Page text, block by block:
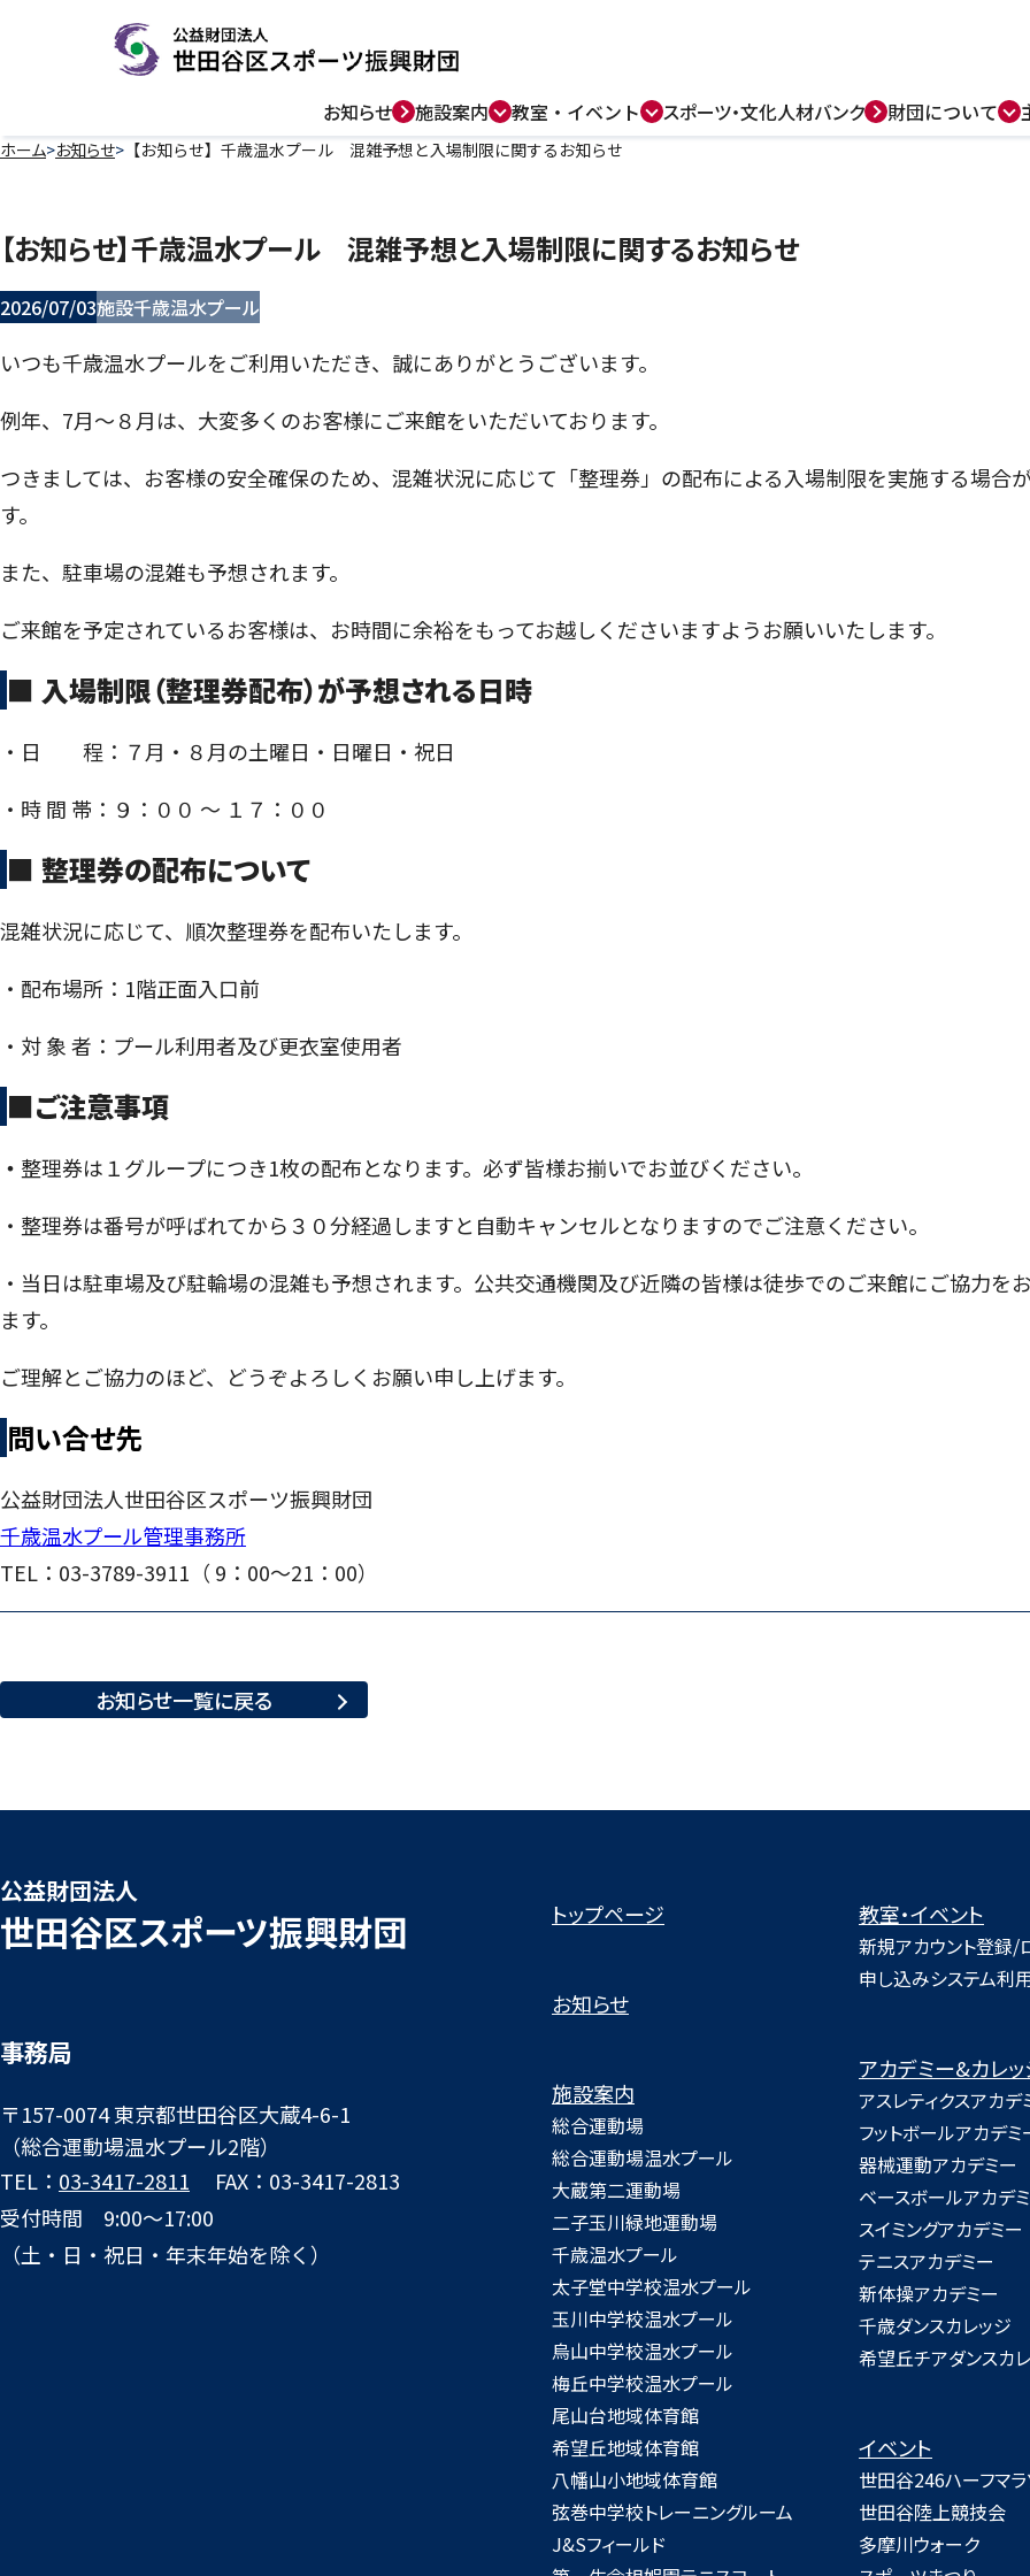
お知らせ 施設案内 教室・ イベント スポーツ・文化人材バンク 財団について
ホーム お知らせ 【お知らせ】千歳温水プール 混雑予想と入場制限に関するお知らせ
【お知らせ】千歳温水プール 混雑予想と入場制限に関するお知らせ
2026/07/03施設千歳温水プール
いつも千歳温水プールをご利用いただき、誠にありがとうございます。
例年、 7月～８月は、大変多くのお客様にご来館をいただいております。
つきましては、お客様の安全確保のため、混雑状況に応じて「整理券」の配布による入場制限を実施する場合
す。
また、駐車場の混雑も予想されます。
ご来館を予定されているお客様は、お時間に余裕をもってお越しくださいますようお願いいたします。
■ 入場制限（整理券配布）が予想される日時
・日 程：７月・８月の土曜日・日曜日・祝日
・時 間 帯：９：００ 〜 １７：００
■ 整理券の配布について
混雑状況に応じて、順次整理券を配布いたします。
・配布場所：1階正面入口前
・対 象 者：プール利用者及び更衣室使用者
■ご注意事項
・ 整理券は１グループにつき1枚の配布となります。必ず皆様お揃いでお並びください。
・整理券は番号が呼ばれてから３０分経過しますと自動キャンセルとなりますのでご注意ください。
・当日は駐車場及び駐輪場の混雑も予想されます。公共交通機関及び近隣の皆様は徒歩でのご来館にご協力を
ます。
ご理解とご協力のほど、どうぞよろしくお願い申し上げます。
問い合せ先
公益財団法人世田谷区スポーツ振興財団
千歳温水プール管理事務所
TEL：03-3789-3911（ 9：00～21：00）
お知らせ一覧に戻る
公益財団法人
世田谷区スポーツ振興財団
事務局
〒157-0074 東京都世田谷区大蔵4-6-1
（総合運動場温水プール2階）
TEL： 03-3417-2811
FAX：03-3417-2813
受付時間 9:00～17:00
（土・日・祝日・年末年始を除く）
トップページ
お知らせ
施設案内
総合運動場
総合運動場温水プール
大蔵第二運動場
二子玉川緑地運動場
千歳温水プール
太子堂中学校温水プール
玉川中学校温水プール
烏山中学校温水プール
梅丘中学校温水プール
尾山台地域体育館
希望丘地域体育館
八幡山小地域体育館
弦巻中学校トレーニングルーム
J&Sフィールド
教室・イベント
新規アカウント登録/
申し込みシステム利
アカデミー&カレ
アスレティクスアカデ
フットボールアカデミ
器械運動アカデミー
ベースボールアカデ
スイミングアカデミー
テニスアカデミー
新体操アカデミー
千歳ダンスカレッジ
希望丘チアダンスカ
イベント
世田谷246ハーフマラ
世田谷陸上競技会
多摩川ウォーク